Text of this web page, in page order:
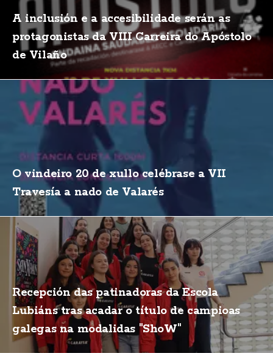
A inclusión e a accesibilidade serán as
protagonistas da VIII Carreira do Apóstolo
de Vilaño
O vindeiro 20 de xullo celébrase a VII
Travesía a nado de Valarés
Recepción das patinadoras da Escola
Lubiáns tras acadar o título de campioas
galegas na modalidas "ShoW"